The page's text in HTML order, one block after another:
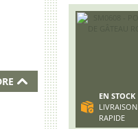
EN STOCK
LIVRAISON
RAPIDE